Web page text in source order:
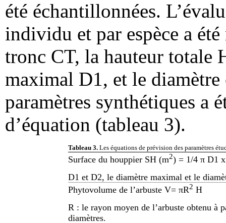
été échantillonnées.
individu et par espèce a
tronc CT, la hauteur totale
maximal D1, et le
paramètres synthétiques a
d’équation (tableau 3).
Tableau 3. Les équations de prévision des paramètres
Surface du houppier SH (m2) = 1/4 π D1
D1 et D2, le diamètre maximal et le
Phytovolume de l’arbuste V= πR2 H
R : le rayon moyen de l’arbuste obtenu à
diamètres.